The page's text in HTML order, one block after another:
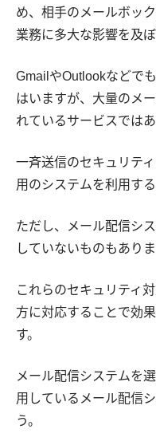
め、相手のメールボッ
業務に多大な影響を及
GmailやOutlookなどで
はいますが、大量のメ
れているサービスではあ
一斉送信のセキュリテ
用のシステムを利用する
ただし、メール配信シ
していないものもありま
これらのセキュリティ
方に対応することで効
す。
メール配信システムを
用しているメール配信
う。